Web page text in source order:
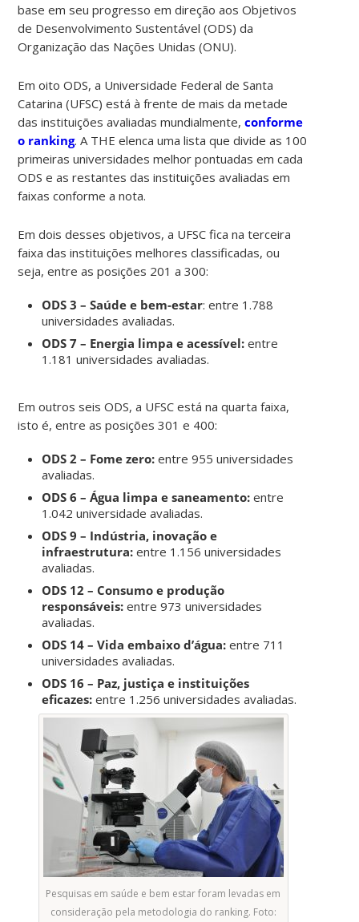
base em seu progresso em direção aos Objetivos
de Desenvolvimento Sustentável (ODS) da
Organização das Nações Unidas (ONU).
Em oito ODS, a Universidade Federal de Santa
Catarina (UFSC) está à frente de mais da metade
das instituições avaliadas mundialmente,conforme
o ranking. A THE elenca uma lista que divide as 100
primeiras universidades melhor pontuadas em cada
ODS e as restantes das instituições avaliadas em
faixas conforme a nota.
Em dois desses objetivos, a UFSC fica na terceira
faixa das instituições melhores classificadas, ou
seja, entre as posições 201 a 300:
ODS 3 – Saúde e bem-estar: entre 1.788
universidades avaliadas.
ODS 7 – Energia limpa e acessível: entre
1.181 universidades avaliadas.
Em outros seis ODS, a UFSC está na quarta faixa,
isto é, entre as posições 301 e 400:
ODS 2 – Fome zero: entre 955 universidades
avaliadas.
ODS 6 – Água limpa e saneamento: entre
1.042 universidade avaliadas.
ODS 9 – Indústria, inovação e
infraestrutura: entre 1.156 universidades
avaliadas.
ODS 12 – Consumo e produção
responsáveis: entre 973 universidades
avaliadas.
ODS 14 – Vida embaixo d’água: entre 711
universidades avaliadas.
ODS 16 – Paz, justiça e instituições
eficazes: entre 1.256 universidades avaliadas.
Pesquisas em saúde e bem estar foram levadas em
consideração pela metodologia do ranking. Foto: